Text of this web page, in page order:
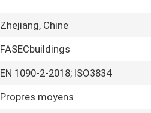
Zhejiang, Chine
FASECbuildings
EN 1090-2-2018; ISO3834
Propres moyens